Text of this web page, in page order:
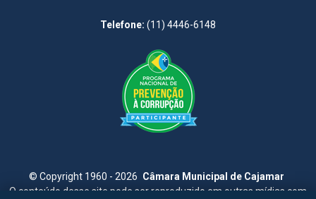
Telefone: (11) 4446-6148
© Copyright 1960 - 2026 Câmara Municipal de Cajamar
O conteúdo desse site pode ser reproduzido em outras mídias com